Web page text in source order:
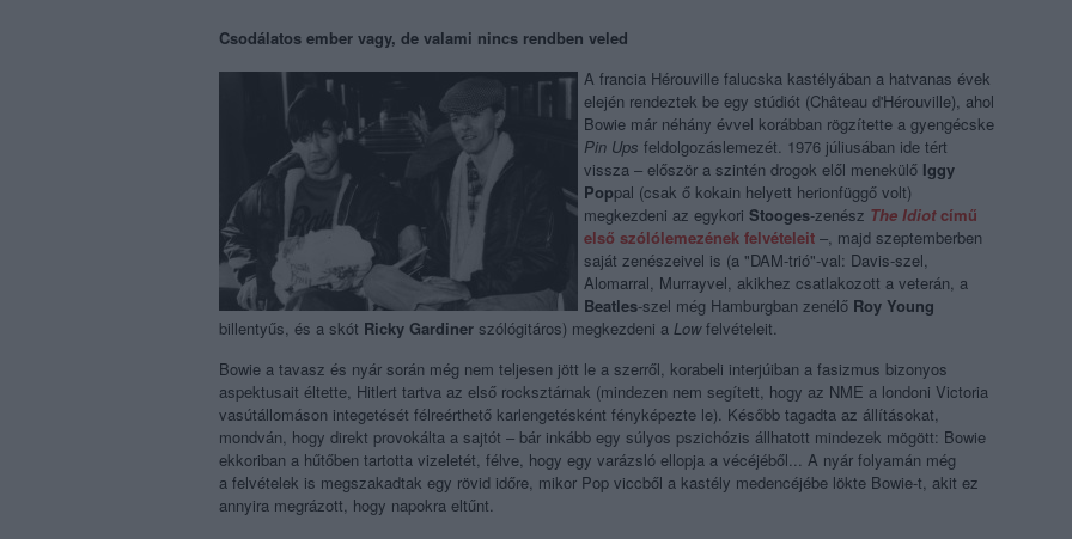
Csodálatos ember vagy, de valami nincs rendben veled
A francia Hérouville falucska kastélyában a hatvanas évek
elején rendeztek be egy stúdiót (Château d'Hérouville), ahol
Bowie már néhány évvel korábban rögzítette a gyengécske
Pin Ups feldolgozáslemezét. 1976 júliusában ide tért
vissza – először a szintén drogok elől menekülő Iggy
Poppal (csak ő kokain helyett herionfüggő volt)
megkezdeni az egykori Stooges-zenész The Idiotcímű
első szólólemezének felvételeit –, majd szeptemberben
saját zenészeivel is (a "DAM-trió"-val: Davis-szel,
Alomarral, Murrayvel, akikhez csatlakozott a veterán, a
Beatles-szel még Hamburgban zenélő Roy Young
billentyűs, és a skót Ricky Gardiner szólógitáros) megkezdeni a Lowfelvételeit.
Bowie a tavasz és nyár során még nem teljesen jött le a szerről, korabeli interjúiban a fasizmus bizonyos
aspektusait éltette, Hitlert tartva az első rocksztárnak (mindezen nem segített, hogy az NME a londoni Victoria
vasútállomáson integetését félreérthető karlengetésként fényképezte le). Később tagadta az állításokat,
mondván, hogy direkt provokálta a sajtót – bár inkább egy súlyos pszichózis állhatott mindezek mögött: Bowie
ekkoriban a hűtőben tartotta vizeletét, félve, hogy egy varázsló ellopja a vécéjéből... A nyár folyamán még
a felvételek is megszakadtak egy rövid időre, mikor Pop viccből a kastély medencéjébe lökte Bowie-t, akit ez
annyira megrázott, hogy napokra eltűnt.